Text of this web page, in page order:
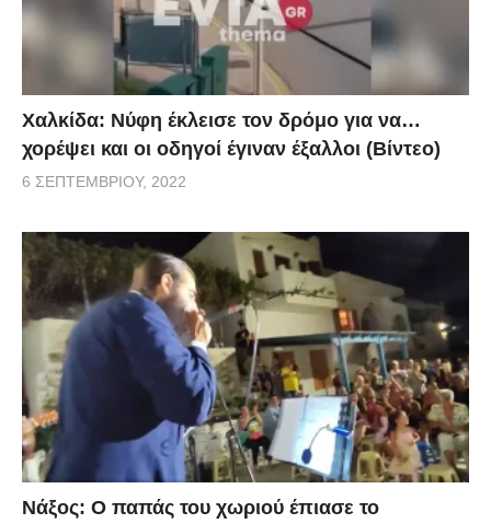
Χαλκίδα: Νύφη έκλεισε τον δρόμο για να…
χορέψει και οι οδηγοί έγιναν έξαλλοι (Βίντεο)
6 ΣΕΠΤΕΜΒΡΊΟΥ, 2022
Νάξος: Ο παπάς του χωριού έπιασε το